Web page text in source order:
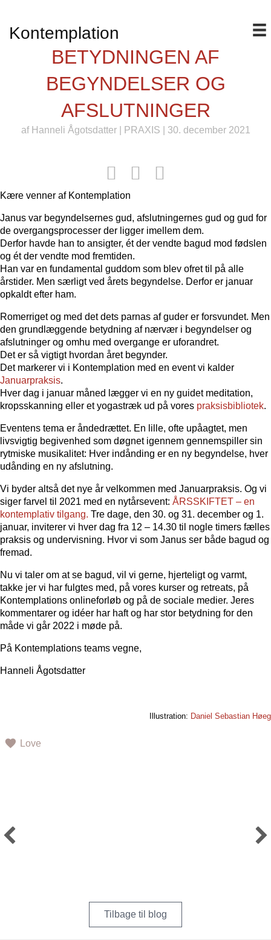
Kontemplation
BETYDNINGEN AF
BEGYNDELSER OG
AFSLUTNINGER
af Hanneli Ågotsdatter| PRAXIS | 30. december 2021
Kære venner af Kontemplation
Janus var begyndelsernes gud, afslutningernes gud og gud for
de overgangsprocesser der ligger imellem dem.
Derfor havde han to ansigter, ét der vendte bagud mod fødslen
og ét der vendte mod fremtiden.
Han var en fundamental guddom som blev ofret til på alle
årstider. Men særligt ved årets begyndelse. Derfor er januar
opkaldt efter ham.
Romerriget og med det dets parnas af guder er forsvundet. Men
den grundlæggende betydning af nærvær i begyndelser og
afslutninger og omhu med overgange er uforandret.
Det er så vigtigt hvordan året begynder.
Det markerer vi i Kontemplation med en event vi kalder
Januarpraksis.
Hver dag i januar måned lægger vi en ny guidet meditation,
kropsskanning eller et yogastræk ud på vores praksisbibliotek.
Eventens tema er åndedrættet. En lille, ofte upåagtet, men
livsvigtig begivenhed som døgnet igennem gennemspiller sin
rytmiske musikalitet: Hver indånding er en ny begyndelse, hver
udånding en ny afslutning.
Vi byder altså det nye år velkommen med Januarpraksis. Og vi
siger farvel til 2021 med en nytårsevent: ÅRSSKIFTET – en
kontemplativ tilgang. Tre dage, den 30. og 31. december og 1.
januar, inviterer vi hver dag fra 12 – 14.30 til nogle timers fælles
praksis og undervisning. Hvor vi som Janus ser både bagud og
fremad.
Nu vi taler om at se bagud, vil vi gerne, hjerteligt og varmt,
takke jer vi har fulgtes med, på vores kurser og retreats, på
Kontemplations onlineforløb og på de sociale medier. Jeres
kommentarer og idéer har haft og har stor betydning for den
måde vi går 2022 i møde på.
På Kontemplations teams vegne,
Hanneli Ågotsdatter
Illustration: Daniel Sebastian Høeg
Love
Tilbage til blog